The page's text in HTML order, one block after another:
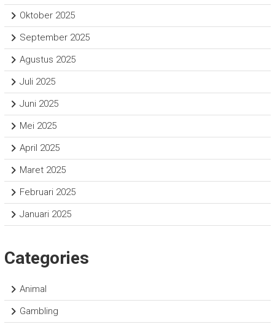
Oktober 2025
September 2025
Agustus 2025
Juli 2025
Juni 2025
Mei 2025
April 2025
Maret 2025
Februari 2025
Januari 2025
Categories
Animal
Gambling